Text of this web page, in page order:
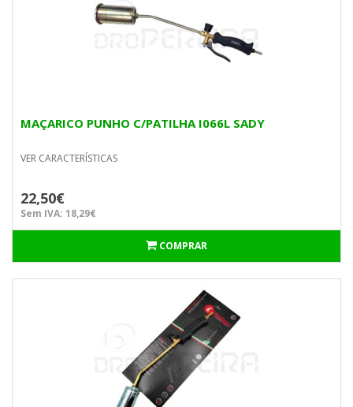
MAÇARICO PUNHO C/PATILHA I066L SADY
VER CARACTERÍSTICAS
22,50€
Sem IVA: 18,29€
COMPRAR